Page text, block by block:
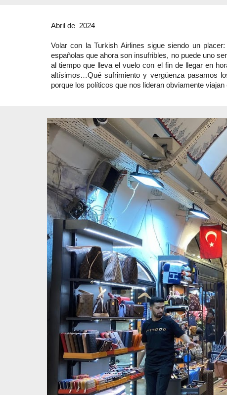
Abril de 2024
Volar con la Turkish Airlines sigue siendo un
españolas que ahora son insufribles, no puede uno
al tiempo que lleva el vuelo con el fin de llegar en
altísimos…Qué sufrimiento y vergüenza pasamos
porque los políticos que nos lideran obviamente